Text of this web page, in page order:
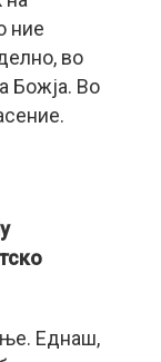
ние
во
Божја. Во
Еднаш,